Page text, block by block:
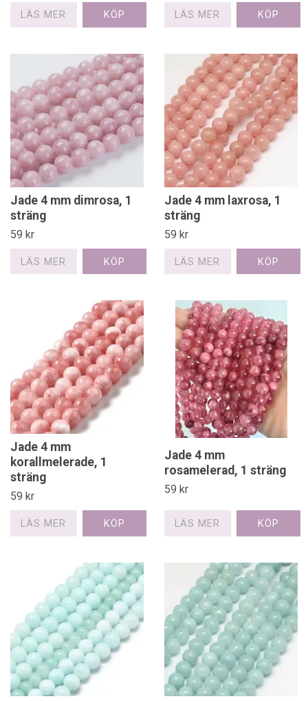
LÄS MER LÄS MER
Jade 4 mm dimrosa, 1
sträng
59 kr
LÄS MER
Jade 4 mm laxrosa, 1
sträng
59 kr
LÄS MER
Jade 4 mm
korallmelerade, 1
sträng
59 kr
LÄS MER
Jade 4 mm
rosamelerad, 1 sträng
59 kr
LÄS MER